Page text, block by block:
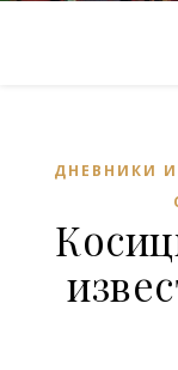
ДНЕВНИКИ